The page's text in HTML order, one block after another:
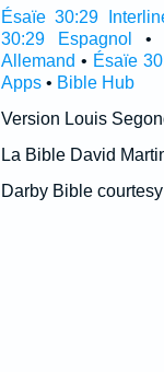
Ésaïe 30:29
30:29 Espagnol
•
Allemand • Ésaïe
Apps• Bible Hub
Version Louis
La Bible David
Darby Bible